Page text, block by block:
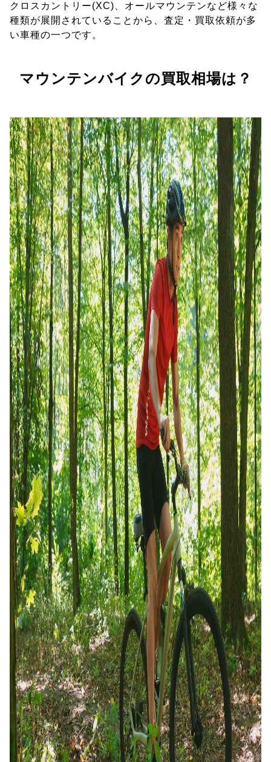
クロスカントリー(XC)、オールマウンテンなど様々な
種類が展開されていることから、査定・買取依頼が多
い車種の一つです。
マウンテンバイクの買取相場は？